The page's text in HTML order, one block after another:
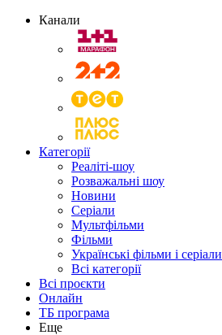
Канали
Категорії
Реаліті-шоу
Розважальні шоу
Новини
Серіали
Мультфільми
Фільми
Українські фільми і серіали
Всі категорії
Всі проєкти
Онлайн
ТБ програма
Еще